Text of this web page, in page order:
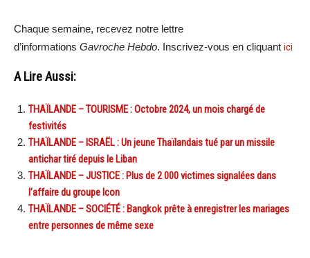
Chaque semaine, recevez notre lettre
d’informations Gavroche Hebdo. Inscrivez-vous en cliquant ici
A Lire Aussi:
THAÏLANDE – TOURISME : Octobre 2024, un mois chargé de
festivités
THAÏLANDE – ISRAËL : Un jeune Thaïlandais tué par un missile
antichar tiré depuis le Liban
THAÏLANDE – JUSTICE : Plus de 2 000 victimes signalées dans
l’affaire du groupe Icon
THAÏLANDE – SOCIÉTÉ : Bangkok prête à enregistrer les mariages
entre personnes de même sexe